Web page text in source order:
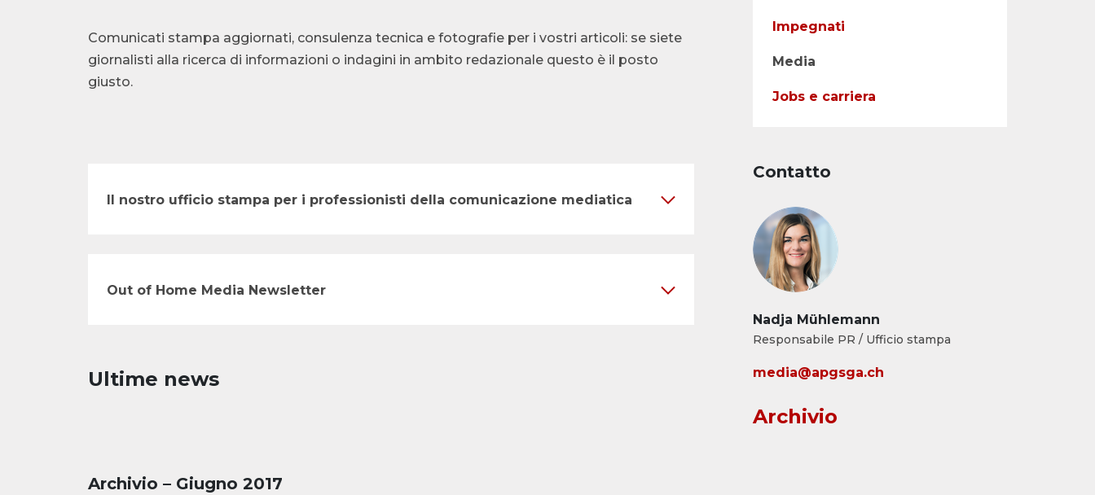
Comunicati stampa aggiornati, consulenza tecnica e fotografie per i vostri articoli: se siete
giornalisti alla ricerca di informazioni o indagini in ambito redazionale questo è il posto
giusto.
Il nostro ufficio stampa per i professionisti della comunicazione mediatica
Out of Home Media Newsletter
Ultime news
Archivio – Giugno 2017
Impegnati
Media
Jobs e carriera
Contatto
Nadja Mühlemann
Responsabile PR / Ufficio stampa
media@apgsga.ch
Archivio